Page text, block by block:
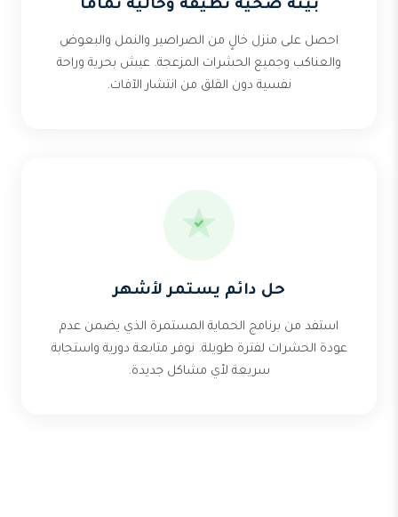
بيئة صحية نظيفة وخالية تماماً
احصل على منزل خالٍ من الصراصير والنمل والبعوض
والعناكب وجميع الحشرات المزعجة. عيش بحرية وراحة
نفسية دون القلق من انتشار الآفات.
حل دائم يستمر لأشهر
استفد من برنامج الحماية المستمرة الذي يضمن عدم
عودة الحشرات لفترة طويلة. نوفر متابعة دورية واستجابة
سريعة لأي مشاكل جديدة.